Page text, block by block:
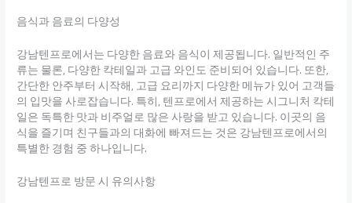
음식과 음료의 다양성
강남텐프로에서는 다양한 음료와 음식이 제공됩니다. 일반적인 주
류는 물론, 다양한 칵테일과 고급 와인도 준비되어 있습니다. 또한,
간단한 안주부터 시작해, 고급 요리까지 다양한 메뉴가 있어 고객들
의 입맛을 사로잡습니다. 특히, 텐프로에서 제공하는 시그니처 칵테
일은 독특한 맛과 비주얼로 많은 사랑을 받고 있습니다. 이곳의 음
식을 즐기며 친구들과의 대화에 빠져드는 것은 강남텐프로에서의
특별한 경험 중 하나입니다.
강남텐프로 방문 시 유의사항